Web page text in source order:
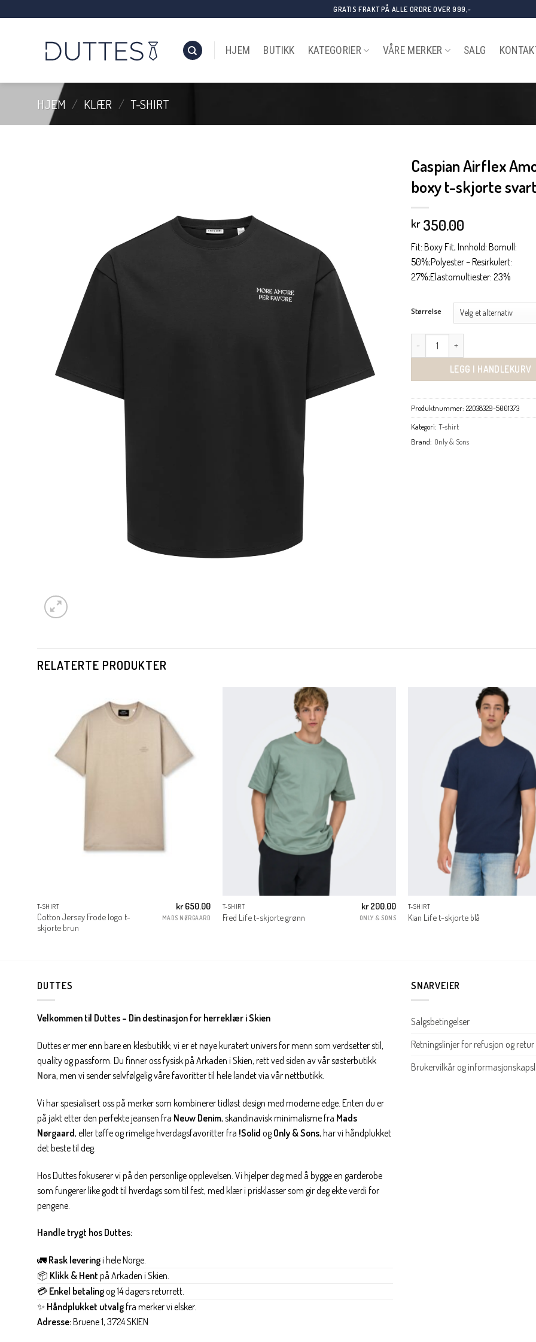
to
GRATIS FRAKT PÅ ALLE ORDRE OVER 999,-
HJEM BUTIKK KATEGORIER VÅRE MERKER SALG
HJEM / KLÆR / T-SHIRT
Caspian Airflex
boxy t-skjorte svart
kr350.00
Fit: Boxy Fit, Innhold: Bomull:
50%;Polyester – Resirkulert:
27%;Elastomultiester: 23%
Størrelse
Caspian Airflex Amore boxy t-
LEGG I HANDLEKURV
Produktnummer: 22038329-5001373
Kategori: T-shirt
Brand: Only & Sons
RELATERTE PRODUKTER
T-SHIRT
Cotton Jersey Frode logo t-
skjorte brun
kr650.00
MADS NØRGAARD
T-SHIRT
Fred Life t-skjorte grønn
kr200.00
ONLY & SONS
T-SHIRT
Kian Life t-skjorte blå
DUTTES
Velkommen til Duttes – Din destinasjon for herreklær i Skien
Duttes er mer enn bare en klesbutikk; vi er et nøye kuratert univers for menn som verdsetter stil,
quality og passform. Du finner oss fysisk på Arkaden i Skien, rett ved siden av vår søsterbutikk
Nora, men vi sender selvfølgelig våre favoritter til hele landet via vår nettbutikk.
Vi har spesialisert oss på merker som kombinerer tidløst design med moderne edge. Enten du er
på jakt etter den perfekte jeansen fra Neuw Denim, skandinavisk minimalisme fra Mads
Nørgaard, eller tøffe og rimelige hverdagsfavoritter fra !Solid ogOnly & Sons, har vi håndplukket
det beste til deg.
Hos Duttes fokuserer vi på den personlige opplevelsen. Vi hjelper deg med å bygge en garderobe
som fungerer like godt til hverdags som til fest, med klær i prisklasser som gir deg ekte verdi for
pengene.
Handle trygt hos Duttes:
🚛 Rask leveringi hele Norge.
📦 Klikk & Hent på Arkaden i Skien.
💳 Enkel betalingog 14 dagers returrett.
✨ Håndplukket utvalgfra merker vi elsker.
Adresse:Bruene 1, 3724 SKIEN
SNARVEIER
Salgsbetingelser
Retningslinjer for refusjon og retur
Brukervilkår og